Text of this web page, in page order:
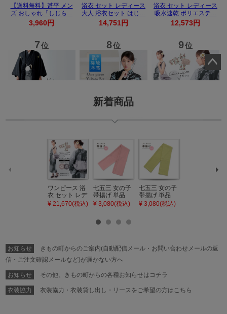
新着商品
ワンピース 浴
衣 セット レデ
ィース 吸水速
シェ）「ラン
タン・夜の葉
音・金継ぎ・
プ」Fサイズ
ワンピース 簡
単着付け 大人
¥ 21,670(税込)
七五三 女の子
帯揚げ 単品
「灰桃色」日
びあげ 和装 着
HI オリジナル
【メール便不
可】
¥ 3,080(税込)
七五三 女の子
帯揚げ 単品
「若葉色」日
HI オリジナル
【メール便不
¥ 3,080(税込)
HI オリジナル
【メール便不
お知らせ
きもの町からのご案内(自動配信メール・お問い合わせメールの返
信・ご注文確認メールなど)が届かない方へ
お知らせ その他、きもの町からの各種お知らせはコチラ
衣装協力 衣装協力・衣装貸し出し・リースをご希望の方はこちら
ペー